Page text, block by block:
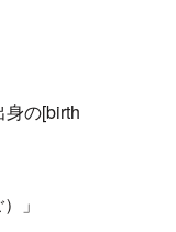
の[birth
」